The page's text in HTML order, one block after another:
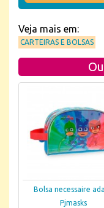
Veja mais em:
CARTEIRAS E BOLSAS
Bolsa necessaire
Pjmasks